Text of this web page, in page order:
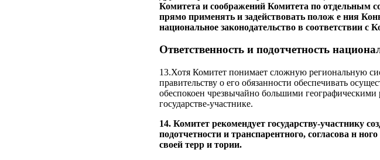
Комитета и соображений Комитета по отдельным
прямо применять и задействовать полож е ния
национальное законодательство в соответствии с
Ответственность и подотчетность
13.Хотя Комитет понимает сложную региональную
правительству о его обязанности обеспечивать
обеспокоен чрезвычайно большими
государстве-участнике.
14. Комитет рекомендует государству-участнику
подотчетности и транспарентного, согласова н
своей терр и тории.